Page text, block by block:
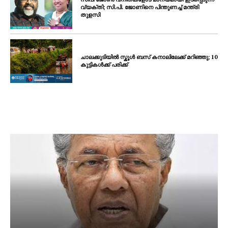
വ്യക്തി; സി.പി. ജോണിനെ പിന്തുണച്ച് മന്ത്രി
തുളസി
ചാലക്കുടിയിൽ സ്കൂൾ ബസ് കനാലിലേക്ക് മറിഞ്ഞു; 10
കുട്ടികൾക്ക് പരിക്ക്